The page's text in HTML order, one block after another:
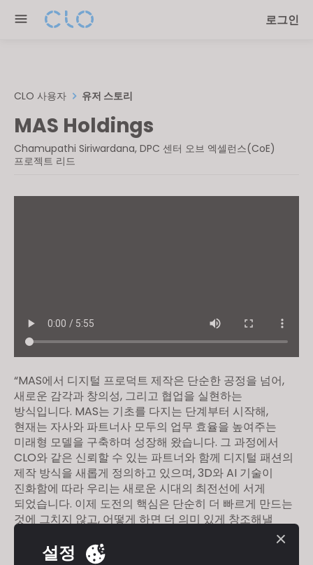
note:
system.
로그인
CLO 사용자 유저 스토리
MAS Holdings
Chamupathi Siriwardana, DPC 센터 오브 엑셀런스(CoE)
프로젝트 리드
“MAS에서 디지털 프로덕트 제작은 단순한 공정을 넘어,
새로운 감각과 창의성, 그리고 협업을 실현하는
방식입니다. MAS는 기초를 다지는 단계부터 시작해,
현재는 자사와 파트너사 모두의 업무 효율을 높여주는
미래형 모델을 구축하며 성장해 왔습니다. 그 과정에서
CLO와 같은 신뢰할 수 있는 파트너와 함께 디지털 패션의
제작 방식을 새롭게 정의하고 있으며, 3D와 AI 기술이
진화함에 따라 우리는 새로운 시대의 최전선에 서게
되었습니다. 이제 도전의 핵심은 단순히 더 빠르게 만드는
것에 그치지 않고, 어떻게 하면 더 의미 있게 창조해낼
것인가에 있습니다. 우리는 단순히 패션의 미래를 만드는
것이 아니라, 가능성의 미래를 함께 설계하고 있습니다.”
설정